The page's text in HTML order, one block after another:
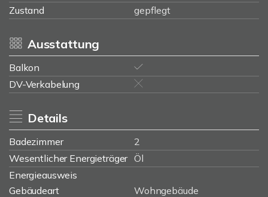
Zustand
gepflegt
Ausstattung
Balkon
DV-Verkabelung
Details
Badezimmer
2
Wesentlicher Energieträger Öl
Energieausweis
Gebäudeart
Wohngebäude